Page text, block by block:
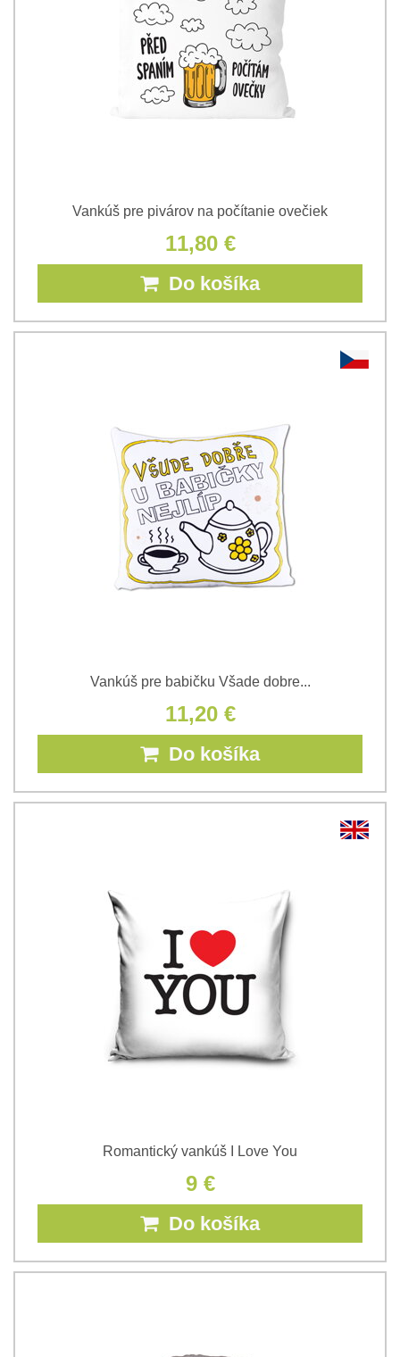
Vankúš pre pivárov na počítanie ovečiek
11,80 €
Do košíka
Vankúš pre babičku Všade dobre...
11,20 €
Do košíka
Romantický vankúš I Love You
9 €
Do košíka